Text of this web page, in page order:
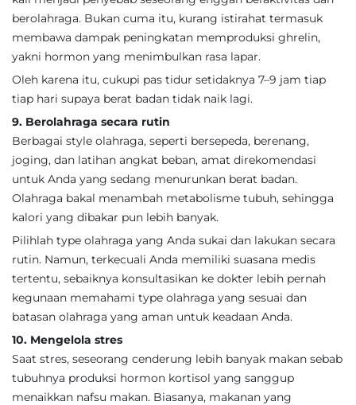
berolahraga. Bukan cuma itu, kurang istirahat termasuk
membawa dampak peningkatan memproduksi ghrelin,
yakni hormon yang menimbulkan rasa lapar.
Oleh karena itu, cukupi pas tidur setidaknya 7–9 jam tiap
tiap hari supaya berat badan tidak naik lagi.
9. Berolahraga secara rutin
Berbagai style olahraga, seperti bersepeda, berenang,
joging, dan latihan angkat beban, amat direkomendasi
untuk Anda yang sedang menurunkan berat badan.
Olahraga bakal menambah metabolisme tubuh, sehingga
kalori yang dibakar pun lebih banyak.
Pilihlah type olahraga yang Anda sukai dan lakukan secara
rutin. Namun, terkecuali Anda memiliki suasana medis
tertentu, sebaiknya konsultasikan ke dokter lebih pernah
kegunaan memahami type olahraga yang sesuai dan
batasan olahraga yang aman untuk keadaan Anda.
10. Mengelola stres
Saat stres, seseorang cenderung lebih banyak makan sebab
tubuhnya produksi hormon kortisol yang sanggup
menaikkan nafsu makan. Biasanya, makanan yang